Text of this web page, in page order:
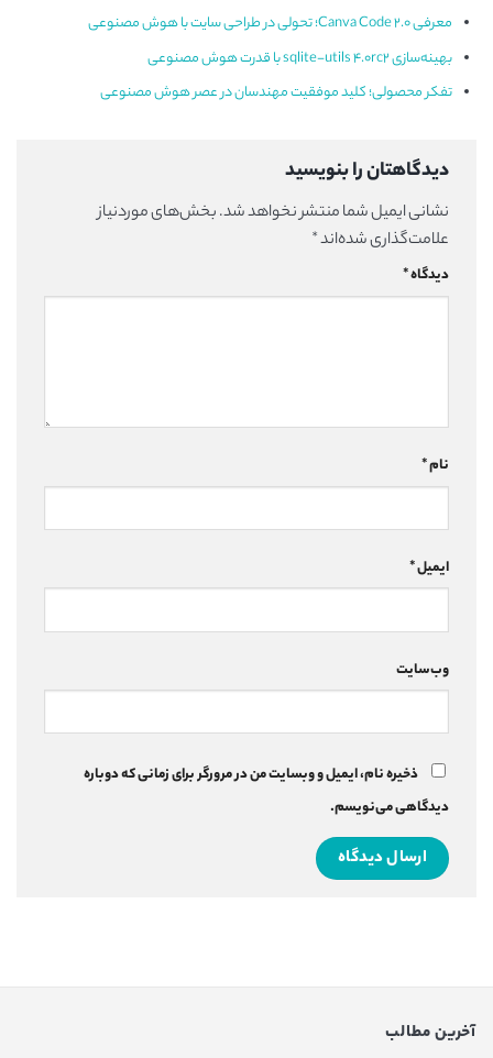
معرفی Canva Code 2.0؛ تحولی در طراحی سایت با هوش مصنوعی
بهینه‌سازی sqlite-utils 4.0rc2 با قدرت هوش مصنوعی
تفکر محصولی؛ کلید موفقیت مهندسان در عصر هوش مصنوعی
دیدگاهتان را بنویسید
نشانی ایمیل شما منتشر نخواهد شد.بخش‌های موردنیاز
علامت‌گذاری شده‌اند*
دیدگاه*
نام*
ایمیل*
وب‌سایت
ذخیره نام، ایمیل و وبسایت من در مرورگر برای زمانی که دوباره
دیدگاهی می‌نویسم.
آخرین مطالب